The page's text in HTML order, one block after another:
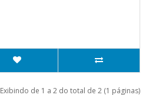
Exibindo de 1 a 2 do total de 2 (1 páginas)